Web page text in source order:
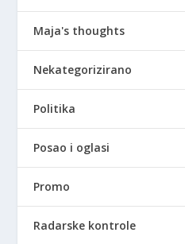
Maja's thoughts
Nekategorizirano
Politika
Posao i oglasi
Promo
Radarske kontrole